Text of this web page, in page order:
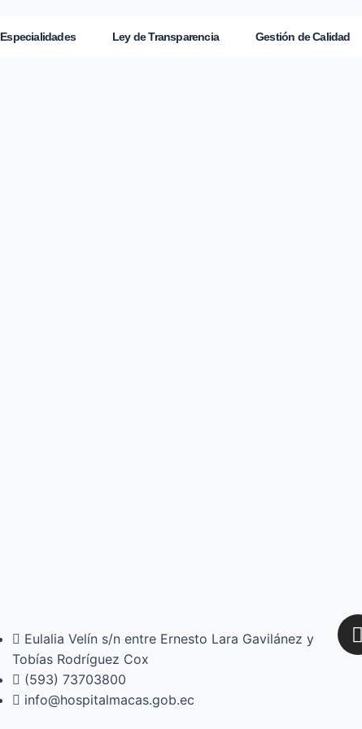
Especialidades Ley de Transparencia Gestión de Calidad
Eulalia Velín s/n entre Ernesto Lara Gavilánez y
Tobías Rodríguez Cox
(593) 73703800​
info@hospitalmacas.gob.ec